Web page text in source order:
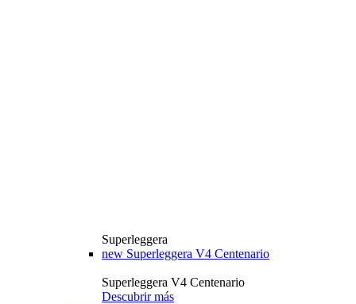
Superleggera
new Superleggera V4 Centenario
Superleggera V4 Centenario
Descubrir más